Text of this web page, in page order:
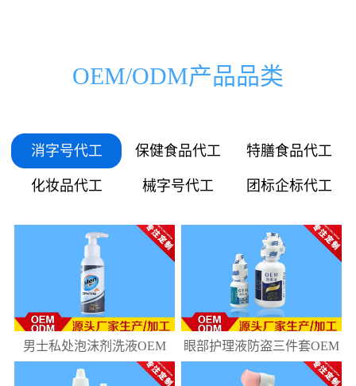
1332
1665
1998
2000
3000
06
08
10
072
109
145
181
218
OEM/ODM产品品类
消字号代工 保健食品代工 特膳食品代工
化妆品代工 械字号代工 团标企标代工
男士私处泡沫剂洗液OEM 眼部护理液防盗三件套OEM